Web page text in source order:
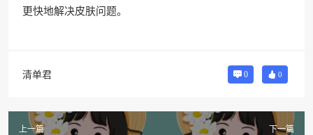
更快地解决皮肤问题。
清单君 0 0
上一篇
下一篇